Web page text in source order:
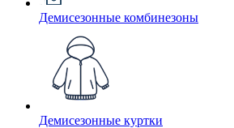
Демисезонные комбинезоны
Демисезонные куртки